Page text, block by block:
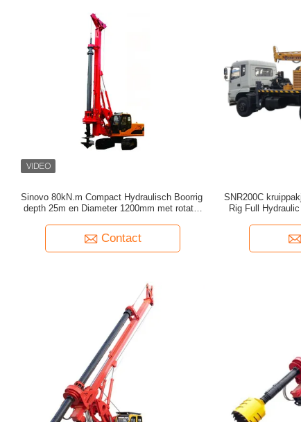
Sinovo 80kN.m Compact Hydraulisch Boorrig
depth 25m en Diameter 1200mm met rotatie
Contact
SNR200C
Rig Full